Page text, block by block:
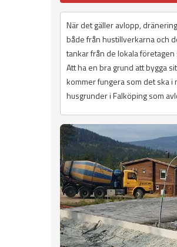
När det gäller avlopp,
både från hustillverkarna och
tankar från de lokala
Att ha en bra grund att bygga
kommer fungera som det ska i
husgrunder i Falköping som